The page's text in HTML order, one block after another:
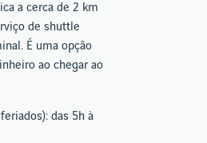
a cerca de 2 km
de shuttle
É uma opção
ao chegar ao
das 5h à